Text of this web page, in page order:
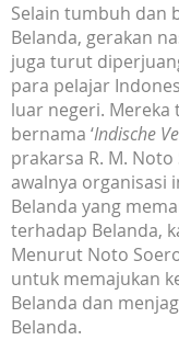
Selain tumbuh dan
Belanda, gerakan
juga turut
para pelajar
luar negeri.
bernama ‘Indische
prakarsa R. M.
awalnya organisasi
Belanda yang
terhadap Belanda,
Menurut Noto
untuk memajukan
Belanda dan
Belanda.